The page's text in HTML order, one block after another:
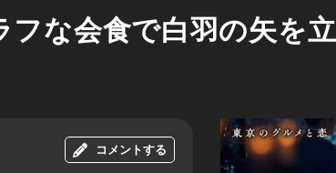
な会食で白羽の矢を
コメントする